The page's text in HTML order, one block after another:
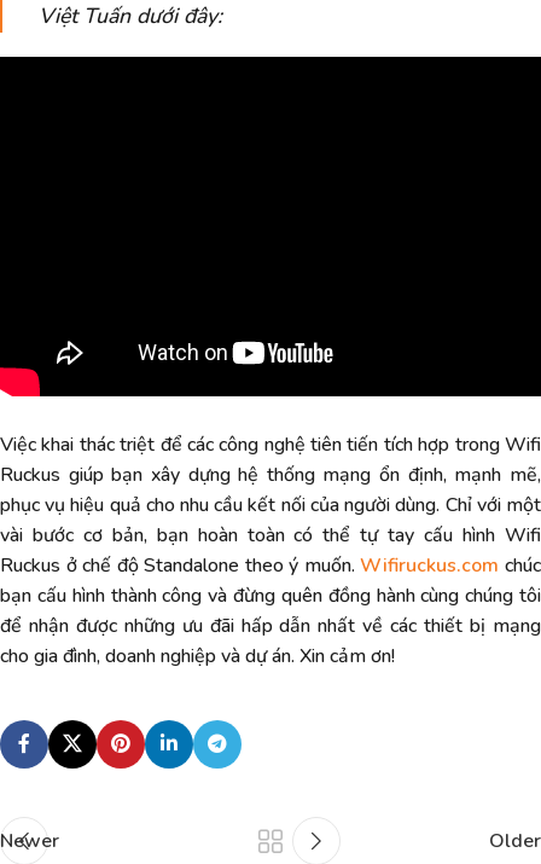
Việt Tuấn dưới đây:
Việc khai thác triệt để các công nghệ tiên tiến tích hợp trong Wifi
Ruckus giúp bạn xây dựng hệ thống mạng ổn định, mạnh mẽ,
phục vụ hiệu quả cho nhu cầu kết nối của người dùng. Chỉ với một
vài bước cơ bản, bạn hoàn toàn có thể tự tay cấu hình Wifi
Ruckus ở chế độ Standalone theo ý muốn.Wifiruckus.com chúc
bạn cấu hình thành công và đừng quên đồng hành cùng chúng tôi
để nhận được những ưu đãi hấp dẫn nhất về các thiết bị mạng
cho gia đình, doanh nghiệp và dự án. Xin cảm ơn!
Newer Older